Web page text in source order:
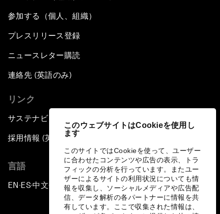
このウェブサイトはCookieを使用し
ます
このサイトではCookieを使って、ユーザー
に合わせたコンテンツや広告の表示、トラ
フィックの分析を行っています。またユー
ザーによるサイトの利用状況についても情
報を収集し、ソーシャルメディアや広告配
信、データ解析の各パートナーに情報を共
有しています。ここで収集された情報は、
参加する（個人、組織）
プレスリリース登録
ニュースレター購読
連絡先 (英語のみ)
リンク
サステナビリティへの取り組み
採用情報 (英語のみ)
言語
EN ▪ES▪中文▪ 日本語